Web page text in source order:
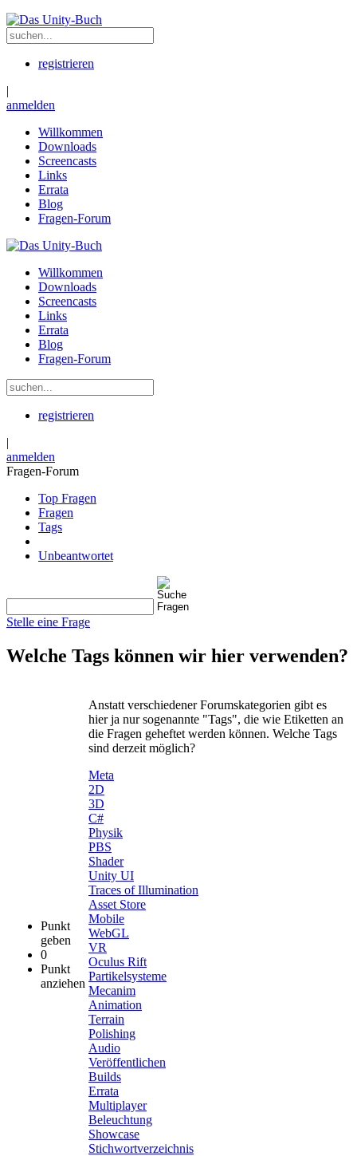
registrieren
|
anmelden
Willkommen
Downloads
Screencasts
Links
Errata
Blog
Fragen-Forum
Willkommen
Downloads
Screencasts
Links
Errata
Blog
Fragen-Forum
registrieren
|
anmelden
Fragen-Forum
Top Fragen
Fragen
Tags
Unbeantwortet
Stelle eine Frage
Welche Tags können wir hier verwenden?
Punkt
geben
0
Punkt
anziehen
Anstatt verschiedener Forumskategorien gibt es
hier ja nur sogenannte "Tags", die wie Etiketten an
die Fragen geheftet werden können. Welche Tags
sind derzeit möglich?
Meta
2D
3D
C#
Physik
PBS
Shader
Unity UI
Traces of Illumination
Asset Store
Mobile
WebGL
VR
Oculus Rift
Partikelsysteme
Mecanim
Animation
Terrain
Polishing
Audio
Veröffentlichen
Builds
Errata
Multiplayer
Beleuchtung
Showcase
Stichwortverzeichnis